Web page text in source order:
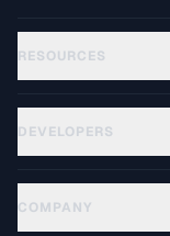
RESOURCES
DEVELOPERS
COMPANY